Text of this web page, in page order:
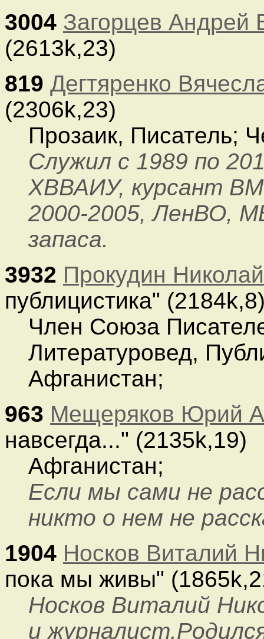
3004 Загорцев Андрей
(2613k,23)
819 Дегтяренко
(2306k,23)
Прозаик, Писатель;
Служил с 1989 по
ХВВАИУ, курсант
2000-2005, ЛенВО,
запаса.
3932 Прокудин
публицистика"
Член Союза
Литературовед,
Афганистан;
963 Мещеряков Юрий
навсегда..." (2135k,19)
Афганистан;
Если мы сами не
никто о нем не
1904 Носков Виталий
пока мы живы"
Носков Виталий
и